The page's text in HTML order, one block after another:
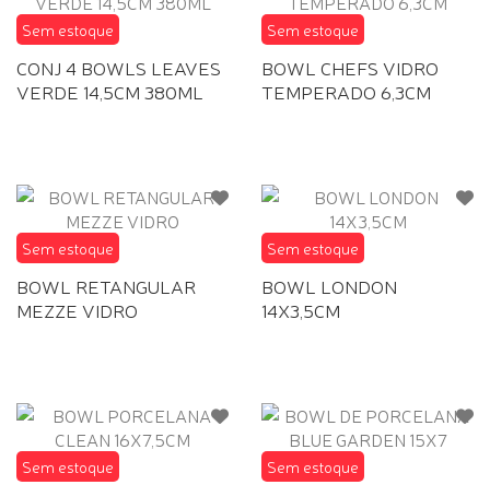
Sem estoque
CONJ 4 BOWLS LEAVES
VERDE 14,5CM 380ML
Sem estoque
BOWL CHEFS VIDRO
TEMPERADO 6,3CM
Sem estoque
BOWL RETANGULAR
MEZZE VIDRO
Sem estoque
BOWL LONDON
14X3,5CM
Sem estoque Sem estoque